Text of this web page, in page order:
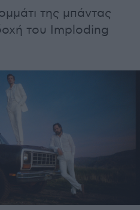
της μπάντας
του Imploding